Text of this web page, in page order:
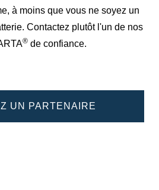
à moins que vous ne soyez un
Contactez plutôt l'un de nos
® de confiance.
UN PARTENAIRE